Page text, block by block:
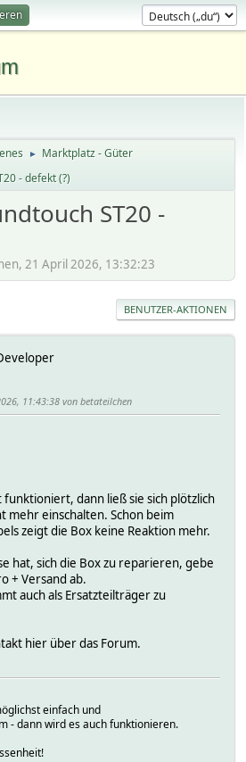
► Marktplatz - Güter
- defekt (?)
ST20 -
21 April 2026, 13:32:23
BENUTZER-AKTIONEN
11:43:38 von betateilchen
dann ließ sie sich plötzlich
mehr einschalten. Schon beim
zeigt die Box keine Reaktion mehr.
hat, sich die Box zu reparieren, gebe
+ Versand ab.
auch als Ersatzteilträger zu
hier über das Forum.
einfach und
- dann wird es auch funktionieren.